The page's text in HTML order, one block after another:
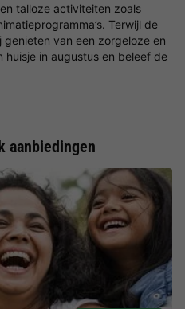
talloze activiteiten zoals
Terwijl de
van een zorgeloze en
huisje in augustus en beleef de
aanbiedingen